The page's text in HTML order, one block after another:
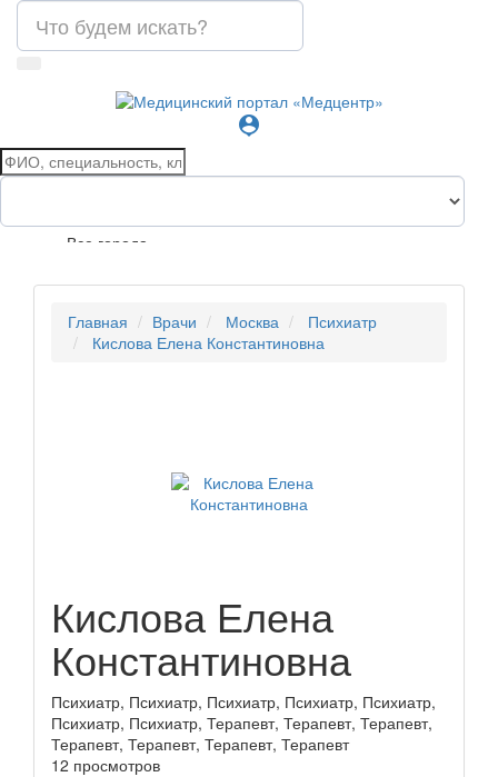
person_pin
Все города
Главная Врачи Москва
Психиатр
Кислова Елена Константиновна
Кислова Елена
Константиновна
Психиатр, Психиатр, Психиатр, Психиатр, Психиатр,
Психиатр, Психиатр, Терапевт, Терапевт, Терапевт,
Терапевт, Терапевт, Терапевт, Терапевт
12 просмотров